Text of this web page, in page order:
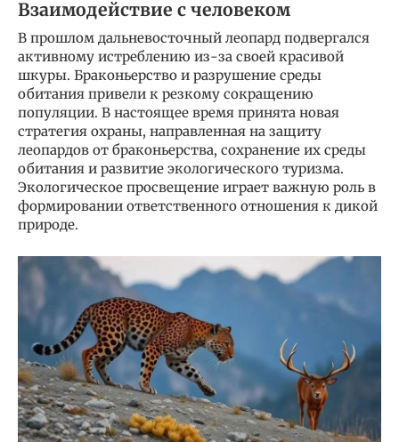
Взаимодействие с человеком
В прошлом дальневосточный леопард подвергался
активному истреблению из-за своей красивой
шкуры. Браконьерство и разрушение среды
обитания привели к резкому сокращению
популяции. В настоящее время принята новая
стратегия охраны, направленная на защиту
леопардов от браконьерства, сохранение их среды
обитания и развитие экологического туризма.
Экологическое просвещение играет важную роль в
формировании ответственного отношения к дикой
природе.